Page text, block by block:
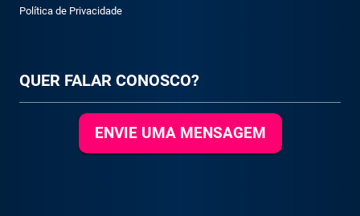
Política de Privacidade
QUER FALAR CONOSCO?
ENVIE UMA MENSAGEM